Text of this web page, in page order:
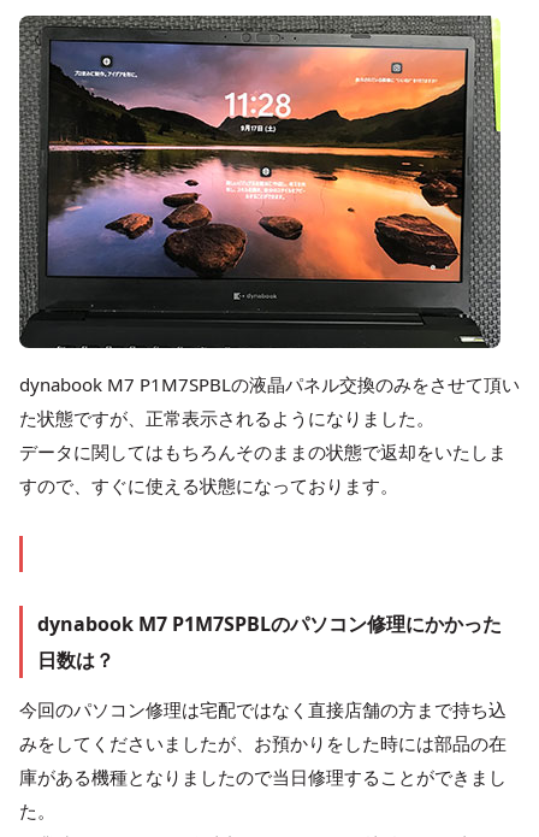
dynabook M7 P1M7SPBLの液晶パネル交換のみをさせて頂い
た状態ですが、正常表示されるようになりました。
データに関してはもちろんそのままの状態で返却をいたしま
すので、すぐに使える状態になっております。
dynabook M7 P1M7SPBLのパソコン修理にかかった
日数は？
今回のパソコン修理は宅配ではなく直接店舗の方まで持ち込
みをしてくださいましたが、お預かりをした時には部品の在
庫がある機種となりましたので当日修理することができまし
た。